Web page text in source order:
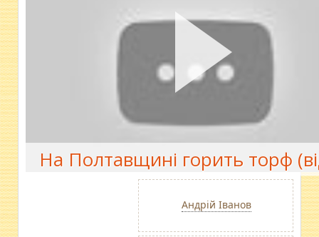
На Полтавщині горить торф
Андрій Іванов